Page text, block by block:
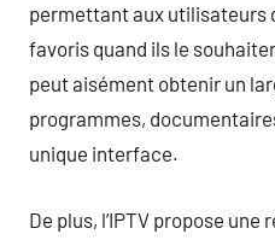
permettant aux utilisateurs
favoris quand ils le
peut aisément obtenir un
programmes,
unique interface.
De plus, l’IPTV propose une